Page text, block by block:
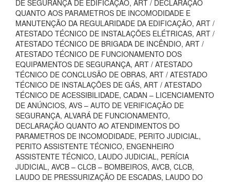
DE SEGURANÇA DE EDIFICAÇÃO, ART / DECLARAÇÃO
QUANTO AOS PARAMETROS DE INCOMODIDADE E
MANUTENÇÃO DA REGULARIDADE DA EDIFICAÇÃO, ART /
ATESTADO TÉCNICO DE INSTALAÇÕES ELÉTRICAS, ART /
ATESTADO TÉCNICO DE BRIGADA DE INCÊNDIO, ART /
ATESTADO TÉCNICO DE FUNCIONAMENTO DOS
EQUIPAMENTOS DE SEGURANÇA, ART / ATESTADO
TÉCNICO DE CONCLUSÃO DE OBRAS, ART / ATESTADO
TÉCNICO DE INSTALAÇÕES DE GÁS, ART / ATESTADO
TÉCNICO DE ACESSIBILIDADE, CADAN – LICENCIAMENTO
DE ANÚNCIOS, AVS – AUTO DE VERIFICAÇÃO DE
SEGURANÇA, ALVARÁ DE FUNCIONAMENTO,
DECLARAÇÃO QUANTO AO ATENDIMENTOS DO
PARAMETROS DE INCOMODIDADE, PERITO JUDICIAL,
PERITO ASSISTENTE TÉCNICO, ENGENHEIRO
ASSISTENTE TÉCNICO, LAUDO JUDICIAL, PERÍCIA
JUDICIAL, AVCB – CLCB – BOMBEIROS, AVCB, CLCB,
LAUDO DE PRESSURIZAÇÃO DE ESCADAS, LAUDO DO